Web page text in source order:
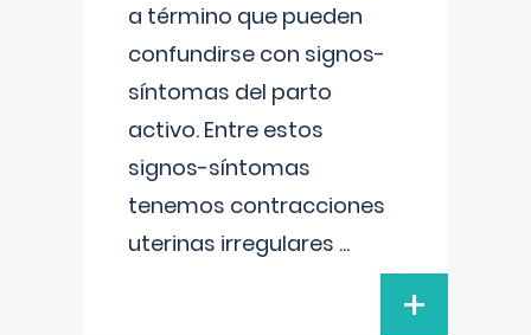
a término que pueden
confundirse con signos-
síntomas del parto
activo. Entre estos
signos-síntomas
tenemos contracciones
uterinas irregulares ...
+